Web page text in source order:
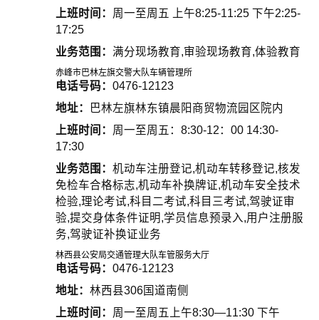
上班时间： 周一至周五 上午8:25-11:25 下午2:25-
17:25
业务范围： 满分现场教育,审验现场教育,体验教育
赤峰市巴林左旗交警大队车辆管理所
电话号码： 0476-12123
地址：
巴林左旗林东镇晨阳商贸物流园区院内
上班时间： 周一至周五：8:30-12：00 14:30-
17:30
业务范围： 机动车注册登记,机动车转移登记,核发
免检车合格标志,机动车补换牌证,机动车安全技术
检验,理论考试,科目二考试,科目三考试,驾驶证审
验,提交身体条件证明,学员信息预录入,用户注册服
务,驾驶证补换证业务
林西县公安局交通管理大队车管服务大厅
电话号码： 0476-12123
地址： 林西县306国道南侧
上班时间： 周一至周五上午8:30—11:30 下午